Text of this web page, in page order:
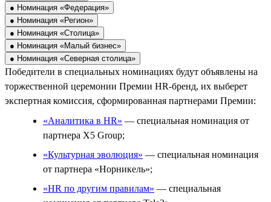
● Номинация «Федерация»
● Номинация «Регион»
● Номинация «Столица»
● Номинация «Малый бизнес»
● Номинация «Северная столица»
Победители в специальных номинациях будут объявлены на
торжественной церемонии Премии HR-бренд, их выберет
экспертная комиссия, сформированная партнерами Премии:
«Аналитика в HR» — специальная номинация от
партнера X5 Group;
«Культурная эволюция» — специальная номинация
от партнера «Норникель»;
«HR по другим правилам» — специальная